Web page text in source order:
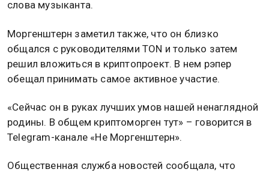
слова музыканта.
Моргенштерн заметил также, что он близко
общался с руководителями TON и только затем
решил вложиться в криптопроект. В нем рэпер
обещал принимать самое активное участие.
«Сейчас он в руках лучших умов нашей ненаглядной
родины. В общем криптоморген тут» – говорится в
Telegram-канале «Не Моргенштерн».
Общественная служба новостей сообщала, что